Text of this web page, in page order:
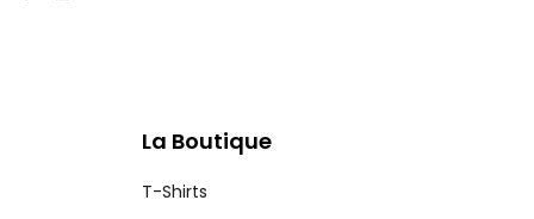
La Boutique
T-Shirts